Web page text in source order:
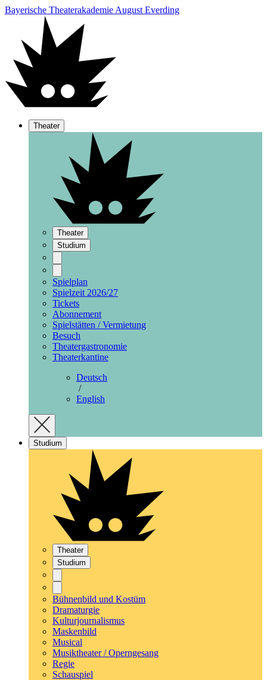
Bayerische Theaterakademie August Everding
Theater
Theater
Studium
Spielplan
Spielzeit 2026/27
Tickets
Abonnement
Spielstätten / Vermietung
Besuch
Theatergastronomie
Theaterkantine
Deutsch
/
English
Studium
Theater
Studium
Bühnenbild und Kostüm
Dramaturgie
Kulturjournalismus
Maskenbild
Musical
Musiktheater / Operngesang
Regie
Schauspiel